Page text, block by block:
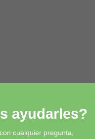
ayudarles?
cualquier pregunta,